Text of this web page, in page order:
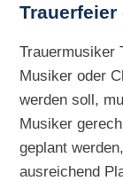
Trauermusiker
Musiker oder
werden soll,
Musiker
geplant
ausreichend